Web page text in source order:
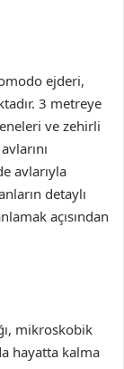
ejderi,
3 metreye
ve zehirli
avlarıyla
detaylı
açısından
mikroskobik
hayatta kalma